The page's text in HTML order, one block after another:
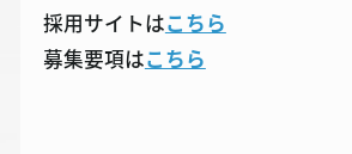
採用サイトはこちら
募集要項はこちら